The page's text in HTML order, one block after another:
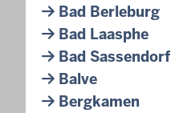
Bad Berleburg
Bad Laasphe
Bad Sassendorf
Balve
Bergkamen